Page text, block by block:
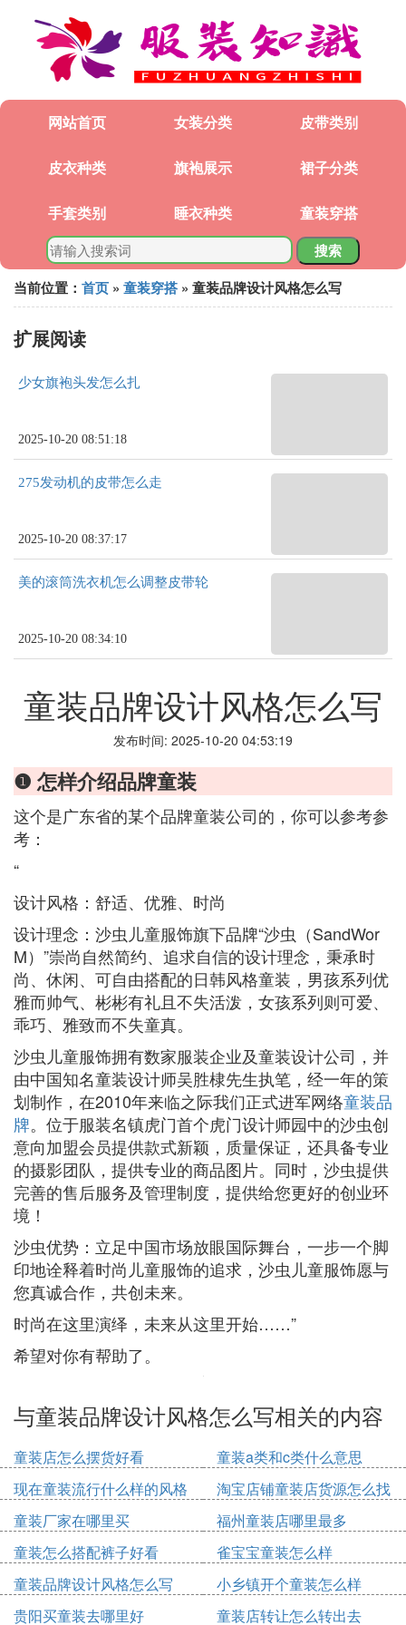
网站首页 女装分类 皮带类别
皮衣种类 旗袍展示 裙子分类
手套类别 睡衣种类 童装穿搭
搜索
当前位置： 首页 » 童装穿搭» 童装品牌设计风格怎么写
扩展阅读
少女旗袍头发怎么扎
2025-10-20 08:51:18
275发动机的皮带怎么走
2025-10-20 08:37:17
美的滚筒洗衣机怎么调整皮带轮
2025-10-20 08:34:10
童装品牌设计风格怎么写
发布时间: 2025-10-20 04:53:19
❶ 怎样介绍品牌童装
这个是广东省的某个品牌童装公司的，你可以参考参
考：
“
设计风格：舒适、优雅、时尚
设计理念：沙虫儿童服饰旗下品牌“沙虫（SandWor
M）”崇尚自然简约、追求自信的设计理念，秉承时
尚、休闲、可自由搭配的日韩风格童装，男孩系列优
雅而帅气、彬彬有礼且不失活泼，女孩系列则可爱、
乖巧、雅致而不失童真。
沙虫儿童服饰拥有数家服装企业及童装设计公司，并
由中国知名童装设计师吴胜棣先生执笔，经一年的策
划制作，在2010年来临之际我们正式进军网络童装品
牌。位于服装名镇虎门首个虎门设计师园中的沙虫创
意向加盟会员提供款式新颖，质量保证，还具备专业
的摄影团队，提供专业的商品图片。同时，沙虫提供
完善的售后服务及管理制度，提供给您更好的创业环
境！
沙虫优势：立足中国市场放眼国际舞台，一步一个脚
印地诠释着时尚儿童服饰的追求，沙虫儿童服饰愿与
您真诚合作，共创未来。
时尚在这里演绎，未来从这里开始……”
希望对你有帮助了。
与童装品牌设计风格怎么写相关的内容
童装店怎么摆货好看
童装a类和c类什么意思
现在童装流行什么样的风格
淘宝店铺童装店货源怎么找
童装厂家在哪里买
福州童装店哪里最多
童装怎么搭配裤子好看
雀宝宝童装怎么样
童装品牌设计风格怎么写
小乡镇开个童装怎么样
贵阳买童装去哪里好
童装店转让怎么转出去